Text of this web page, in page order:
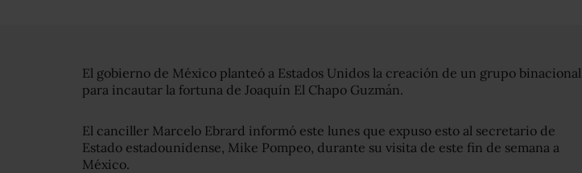
El gobierno de México planteó a Estados Unidos la creación de un grupo binacional
para incautar la fortuna de Joaquín El Chapo Guzmán.
El canciller Marcelo Ebrard informó este lunes que expuso esto al secretario de
Estado estadounidense, Mike Pompeo, durante su visita de este fin de semana a
México.